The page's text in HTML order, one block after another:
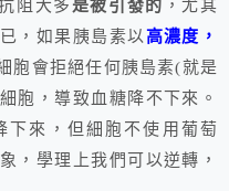
阻大多 是被引發的 ，尤其
，如果胰島素以高濃度，
胞會拒絕任何胰島素(就是
胞，導致血糖降不下來。
下來，但細胞不使用葡萄
，學理上我們可以逆轉，